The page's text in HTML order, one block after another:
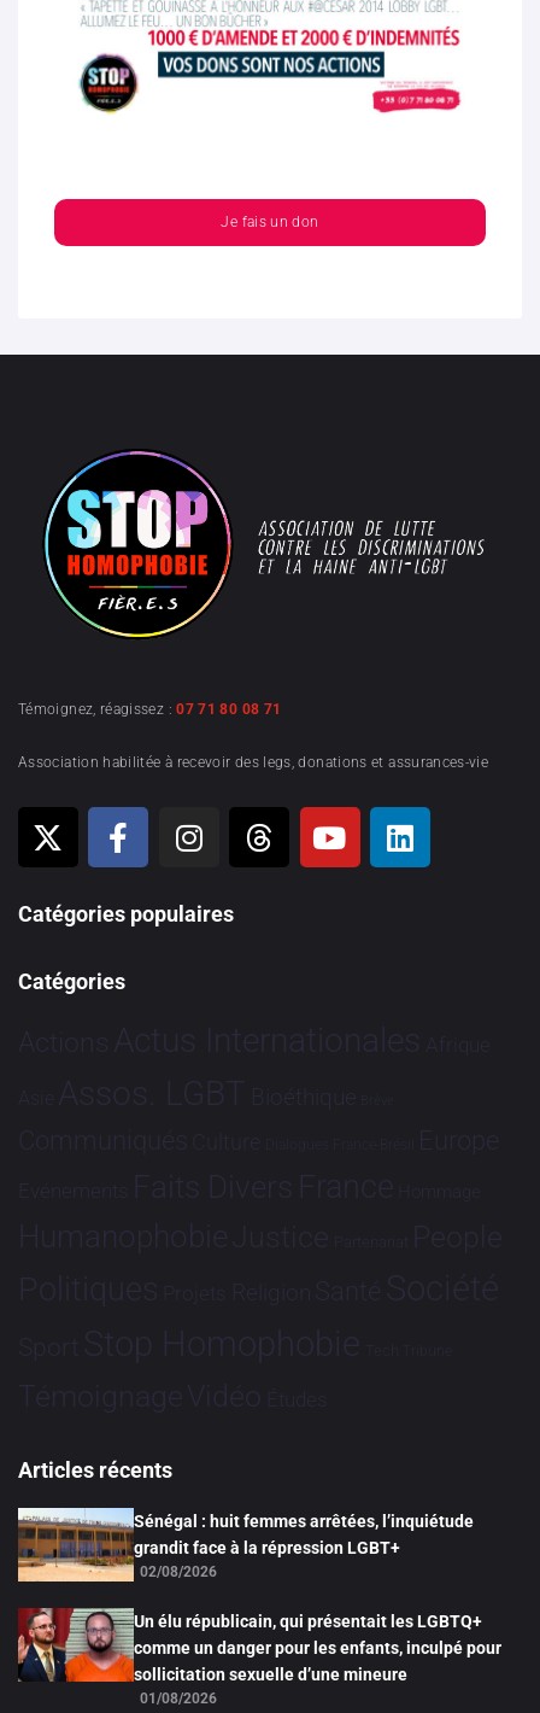
Je fais un don
Témoignez, réagissez :07 71 80 08 71
Association habilitée à recevoir des legs, donations et assurances-vie
Catégories populaires
Catégories
Actions Actus Internationales Afrique
Asie Assos. LGBT Bioéthique Brève
Communiqués Culture Dialogues France-Brésil Europe
Evénements Faits Divers France Hommage
HumanophobieJustice Partenariat People
Politiques Projets Religion Santé Société
Sport Stop Homophobie Tech Tribune
TémoignageVidéo Études
Articles récents
Sénégal : huit femmes arrêtées, l’inquiétude
grandit face à la répression LGBT+
02/08/2026
Un élu républicain, qui présentait les LGBTQ+
comme un danger pour les enfants, inculpé pour
sollicitation sexuelle d’une mineure
01/08/2026